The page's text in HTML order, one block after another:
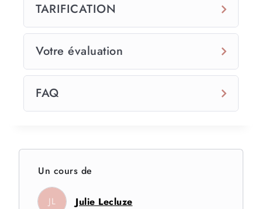
TARIFICATION
Votre évaluation
FAQ
Un cours de
JL Julie Lecluze